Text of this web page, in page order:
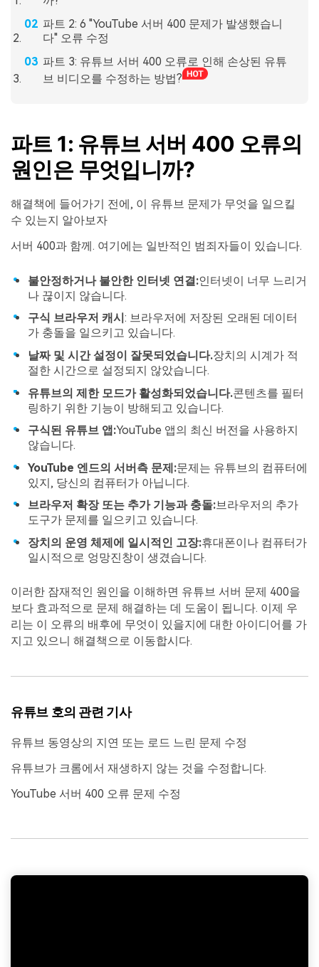
파트 2: 6 "YouTube 서버 400 문제가 발생했습니
다" 오류 수정
파트 3: 유튜브 서버 400 오류로 인해 손상된 유튜
브 비디오를 수정하는 방법?
파트 1: 유튜브 서버 400 오류의
원인은 무엇입니까?
해결책에 들어가기 전에, 이 유튜브 문제가 무엇을 일으킬
수 있는지 알아보자
서버 400과 함께. 여기에는 일반적인 범죄자들이 있습니다.
불안정하거나 불안한 인터넷 연결:인터넷이 너무 느리거
나 끊이지 않습니다.
구식 브라우저 캐시 : 브라우저에 저장된 오래된 데이터
가 충돌을 일으키고 있습니다.
날짜 및 시간 설정이 잘못되었습니다.장치의 시계가 적
절한 시간으로 설정되지 않았습니다.
유튜브의 제한 모드가 활성화되었습니다.콘텐츠를 필터
링하기 위한 기능이 방해되고 있습니다.
구식된 유튜브 앱:YouTube 앱의 최신 버전을 사용하지
않습니다.
YouTube 엔드의 서버측 문제:문제는 유튜브의 컴퓨터에
있지, 당신의 컴퓨터가 아닙니다.
브라우저 확장 또는 추가 기능과 충돌:브라우저의 추가
도구가 문제를 일으키고 있습니다.
장치의 운영 체제에 일시적인 고장:휴대폰이나 컴퓨터가
일시적으로 엉망진창이 생겼습니다.
이러한 잠재적인 원인을 이해하면 유튜브 서버 문제 400을
보다 효과적으로 문제 해결하는 데 도움이 됩니다. 이제 우
리는 이 오류의 배후에 무엇이 있을지에 대한 아이디어를 가
지고 있으니 해결책으로 이동합시다.
유튜브 호의 관련 기사
유튜브 동영상의 지연 또는 로드 느린 문제 수정
유튜브가 크롬에서 재생하지 않는 것을 수정합니다.
YouTube 서버 400 오류 문제 수정